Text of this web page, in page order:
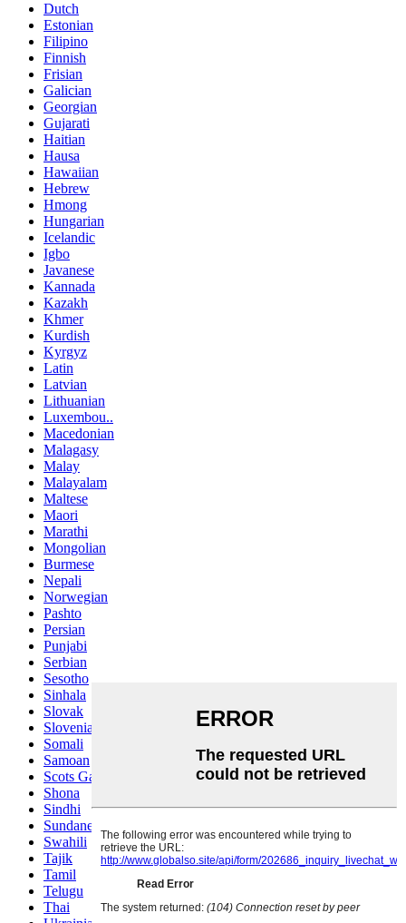
Dutch
Estonian
Filipino
Finnish
Frisian
Galician
Georgian
Gujarati
Haitian
Hausa
Hawaiian
Hebrew
Hmong
Hungarian
Icelandic
Igbo
Javanese
Kannada
Kazakh
Khmer
Kurdish
Kyrgyz
Latin
Latvian
Lithuanian
Luxembou..
Macedonian
Malagasy
Malay
Malayalam
Maltese
Maori
Marathi
Mongolian
Burmese
Nepali
Norwegian
Pashto
Persian
Punjabi
Serbian
Sesotho
Sinhala
Slovak
Slovenian
Somali
Samoan
Scots Gaelic
Shona
Sindhi
Sundanese
Swahili
Tajik
Tamil
Telugu
Thai